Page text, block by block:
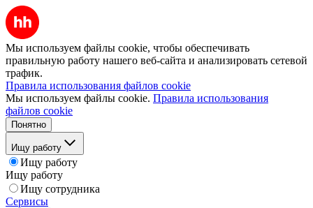
Мы используем файлы cookie, чтобы обеспечивать
правильную работу нашего веб-сайта и анализировать сетевой
трафик.
Правила использования файлов cookie
Мы используем файлы cookie. Правила использования
файлов cookie
Понятно
Ищу работу
Ищу работу
Ищу работу
Ищу сотрудника
Сервисы